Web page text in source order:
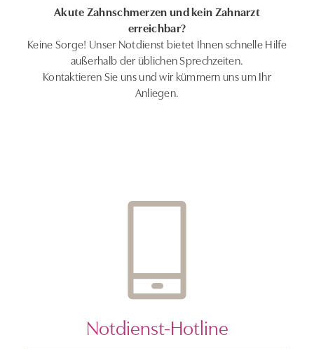
Akute Zahnschmerzen und kein Zahnarzt
erreichbar?
Keine Sorge! Unser Notdienst bietet Ihnen schnelle Hilfe
außerhalb der üblichen Sprechzeiten.
Kontaktieren Sie uns und wir kümmern uns um Ihr
Anliegen.
Notdienst-Hotline